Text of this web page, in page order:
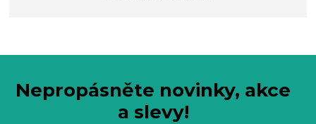
Nepropásněte novinky, akce
a slevy!